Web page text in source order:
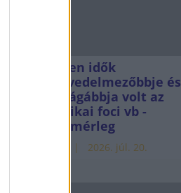
Minden idők
legjövedelmezőbbje és
legdrágábbja volt az
amerikai foci vb -
gyorsmérleg
2026. júl. 20.